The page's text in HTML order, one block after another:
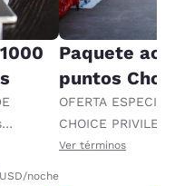
USD/noche
Paquete
puntos
OFERTA
CHOICE
recompensas al
Ver términos